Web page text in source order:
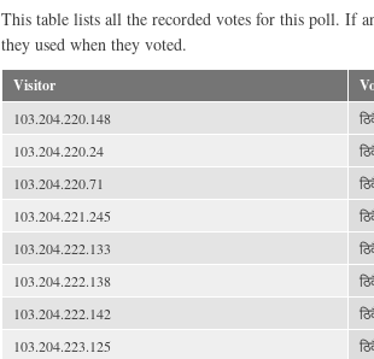
This table lists all the recorded votes for this poll. If
they used when they voted.
Visitor
103.204.220.148
103.204.220.24
103.204.220.71
103.204.221.245
103.204.222.133
103.204.222.138
103.204.222.142
103.204.223.125